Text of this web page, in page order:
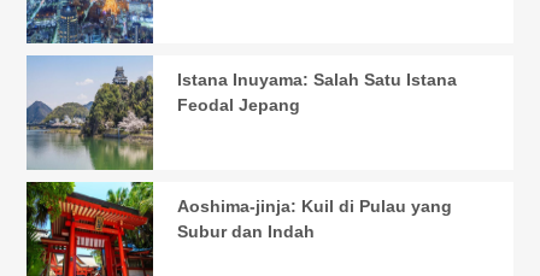
Istana Inuyama: Salah Satu Istana
Feodal Jepang
Aoshima-jinja: Kuil di Pulau yang
Subur dan Indah